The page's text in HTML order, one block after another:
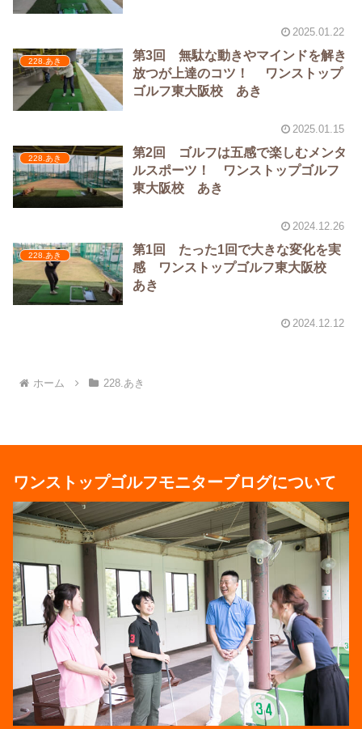
2025.01.22
228.あき
第3回 無駄な動きやマインドを解き
放つが上達のコツ！ ワンストップ
ゴルフ東大阪校 あき
2025.01.15
228.あき
第2回 ゴルフは五感で楽しむメンタ
ルスポーツ！ ワンストップゴルフ
東大阪校 あき
2024.12.26
228.あき
第1回 たった1回で大きな変化を実
感 ワンストップゴルフ東大阪校
あき
2024.12.12
ホーム 228.あき
ワンストップゴルフモニターブログについて